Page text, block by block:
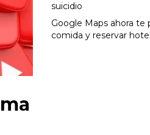
suicidio
Google Maps ahora te
comida y reservar